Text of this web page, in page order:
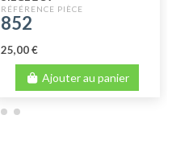
852
25,00 €
Ajouter au panier